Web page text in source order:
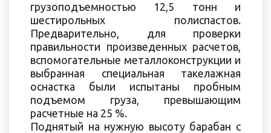
грузоподъемностью 12,5 тонн и
шестирольных полиспастов.
Предварительно, для проверки
правильности произведенных расчетов,
вспомогательные металлоконструкции и
выбранная специальная такелажная
оснастка были испытаны пробным
подъемом груза, превышающим
расчетные на 25 %.
Поднятый на нужную высоту барабан с